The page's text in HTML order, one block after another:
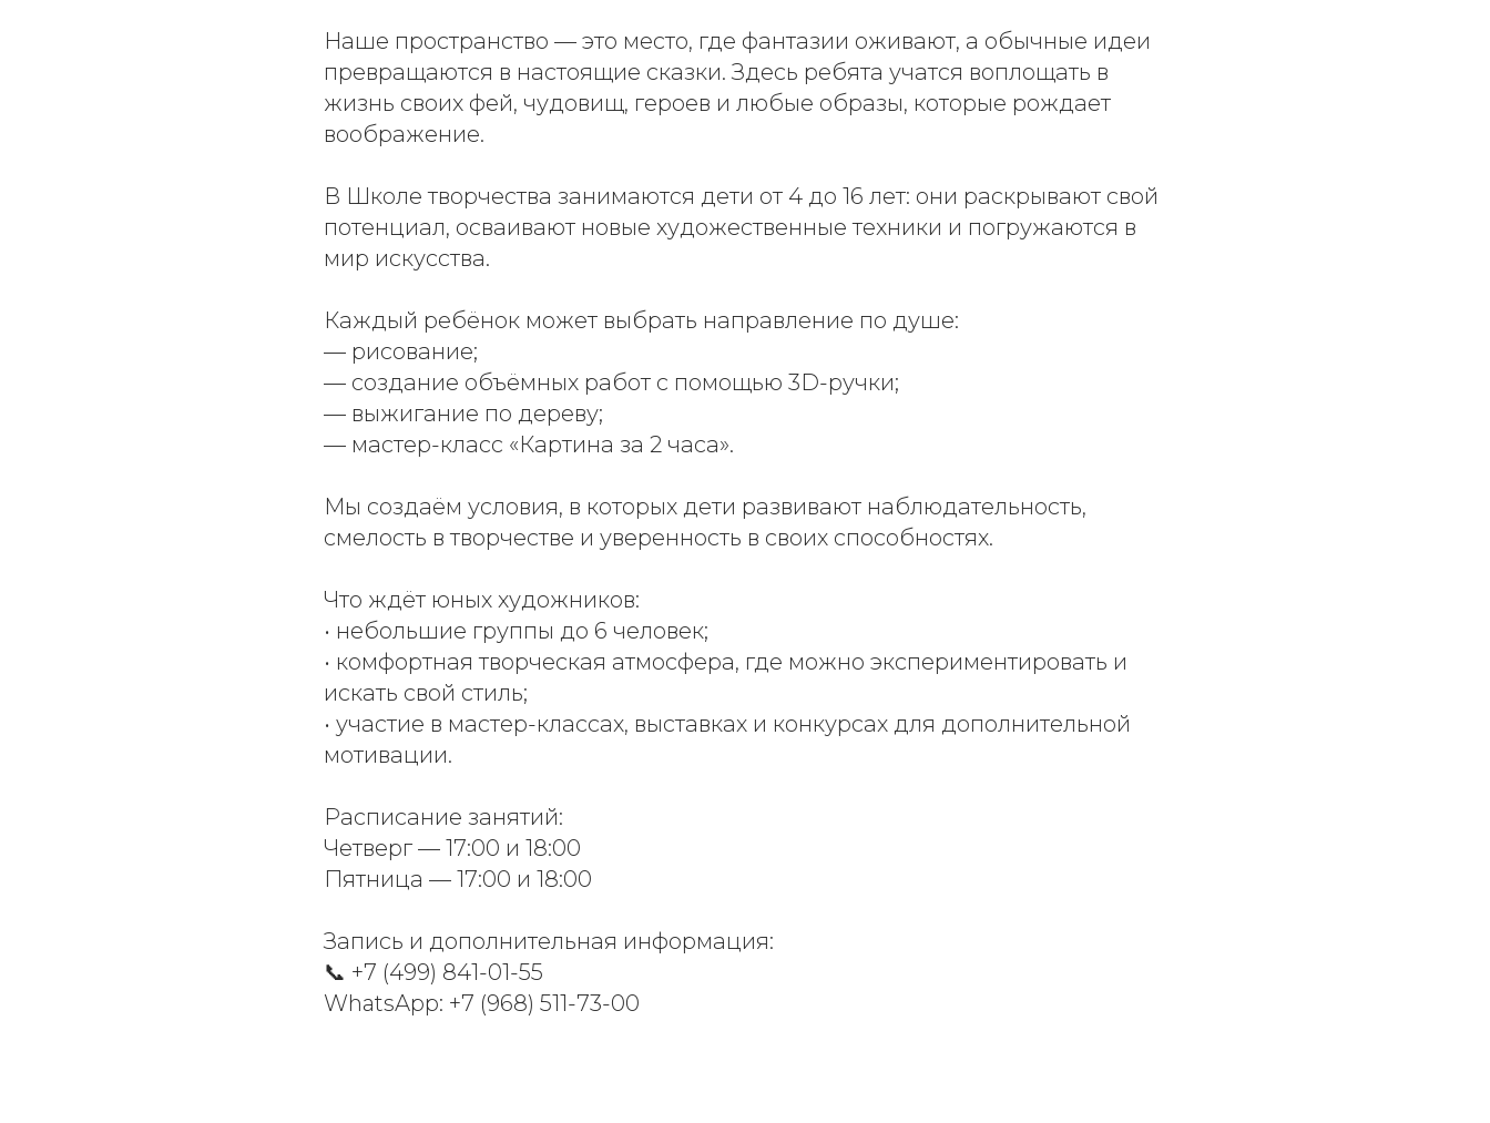
Наше пространство — это место, где фантазии оживают, а обычные идеи
превращаются в настоящие сказки. Здесь ребята учатся воплощать в
жизнь своих фей, чудовищ, героев и любые образы, которые рождает
воображение.
В Школе творчества занимаются дети от 4 до 16 лет: они раскрывают свой
потенциал, осваивают новые художественные техники и погружаются в
мир искусства.
Каждый ребёнок может выбрать направление по душе:
— рисование;
— создание объёмных работ с помощью 3D-ручки;
— выжигание по дереву;
— мастер-класс «Картина за 2 часа».
Мы создаём условия, в которых дети развивают наблюдательность,
смелость в творчестве и уверенность в своих способностях.
Что ждёт юных художников:
• небольшие группы до 6 человек;
• комфортная творческая атмосфера, где можно экспериментировать и
искать свой стиль;
• участие в мастер-классах, выставках и конкурсах для дополнительной
мотивации.
Расписание занятий:
Четверг — 17:00 и 18:00
Пятница — 17:00 и 18:00
Запись и дополнительная информация:
📞 +7 (499) 841-01-55
WhatsApp: +7 (968) 511-73-00